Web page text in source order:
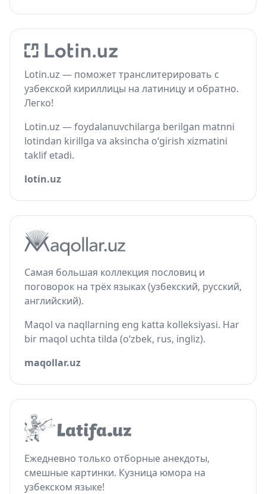
Lotin.uz — поможет транслитерировать с
узбекской кириллицы на латиницу и обратно.
Легко!
Lotin.uz — foydalanuvchilarga berilgan matnni
lotindan kirillga va aksincha o‘girish xizmatini
taklif etadi.
lotin.uz
Самая большая коллекция пословиц и
поговорок на трёх языках (узбекский, русский,
английский).
Maqol va naqllarning eng katta kolleksiyasi. Har
bir maqol uchta tilda (o‘zbek, rus, ingliz).
maqollar.uz
Ежедневно только отборные анекдоты,
смешные картинки. Кузница юмора на
узбекском языке!